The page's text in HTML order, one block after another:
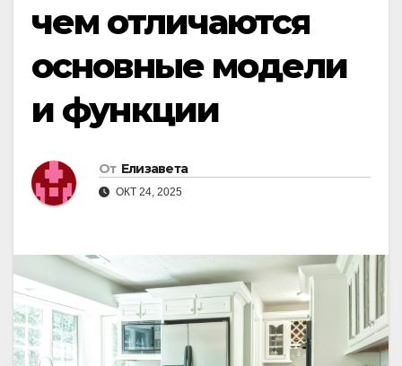
чем отличаются
основные модели
и функции
От Елизавета
ОКТ 24, 2025